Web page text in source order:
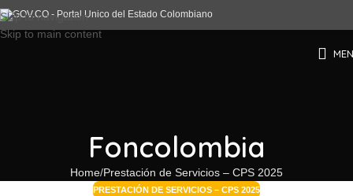
Skip to navigation
Skip to main content
Foncolombia
Home Prestación de Servicios – CPS 2025
PRESTACIÓN DE SERVICIOS – CPS 2025